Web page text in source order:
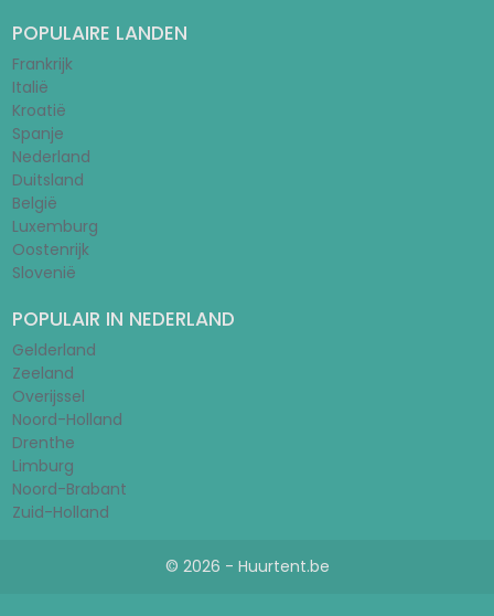
POPULAIRE LANDEN
Frankrijk
Italië
Kroatië
Spanje
Nederland
Duitsland
België
Luxemburg
Oostenrijk
Slovenië
POPULAIR IN NEDERLAND
Gelderland
Zeeland
Overijssel
Noord-Holland
Drenthe
Limburg
Noord-Brabant
Zuid-Holland
© 2026 - Huurtent.be